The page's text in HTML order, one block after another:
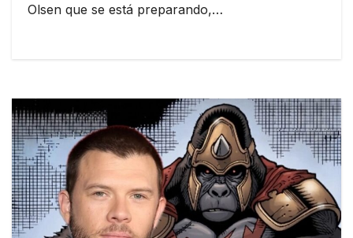
Olsen que se está preparando,…